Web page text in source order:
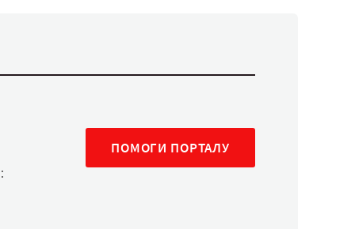
ПОМОГИ ПОРТАЛУ